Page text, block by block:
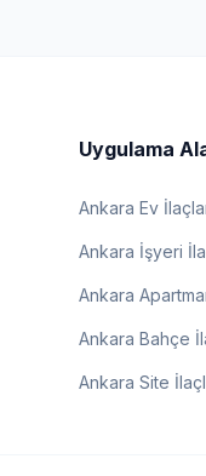
Uygulama
Ankara Ev
Ankara İşyeri
Ankara
Ankara Bahçe
Ankara Site